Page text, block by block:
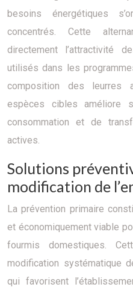
besoins énergétiques
concentrés. Cette
directement l’attractivité
utilisés dans les
composition des leurres
espèces cibles améliore
consommation et de
actives.
Solutions
modification de
La prévention primaire
et économiquement viable
fourmis domestiques.
modification systématique
qui favorisent